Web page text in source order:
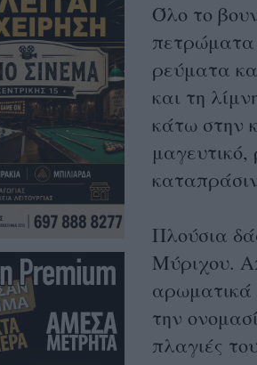
Όλο το
πετρώματα
ρεύματα
και τη
κάτω στην
Πλούσια
Μύριχου.
αρωματικά
την
πλαγιές